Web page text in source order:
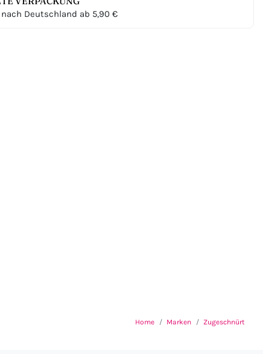
nach Deutschland ab 5,90 €
Home Marken Zugeschnürt